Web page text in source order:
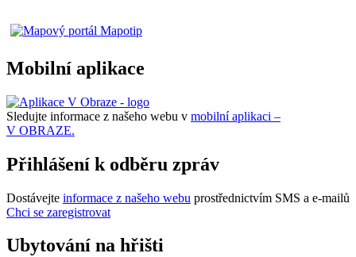
Mobilní aplikace
Sledujte informace z našeho webu v mobilní aplikaci –
V OBRAZE.
Přihlášení k odběru zpráv
Dostávejte informace z našeho webu prostřednictvím SMS a e-mailů
Chci se zaregistrovat
Ubytování na hřišti